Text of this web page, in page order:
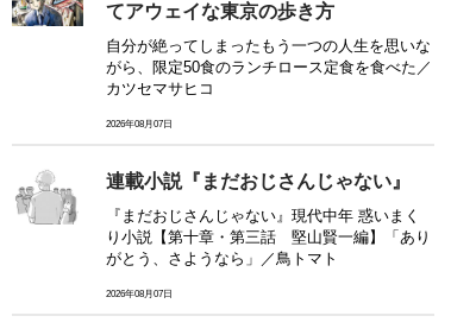
てアウェイな東京の歩き方
自分が絶ってしまったもう一つの人生を思いな
がら、限定50食のランチロース定食を食べた／
カツセマサヒコ
2026年08月07日
連載小説『まだおじさんじゃない』
『まだおじさんじゃない』現代中年 惑いまく
り小説【第十章・第三話 堅山賢一編】「あり
がとう、さようなら」／鳥トマト
2026年08月07日